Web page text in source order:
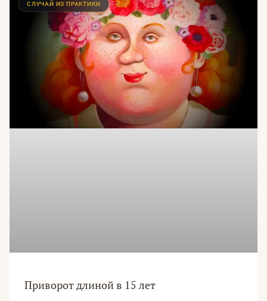
СЛУЧАЙ ИЗ ПРАКТИКИ
Приворот длиной в 15 лет